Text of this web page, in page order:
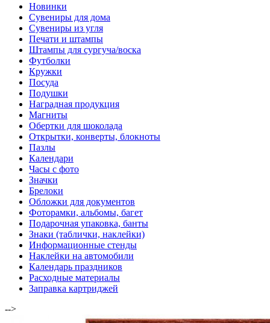
Новинки
Сувениры для дома
Сувениры из угля
Печати и штампы
Штампы для сургуча/воска
Футболки
Кружки
Посуда
Подушки
Наградная продукция
Магниты
Обертки для шоколада
Открытки, конверты, блокноты
Пазлы
Календари
Часы с фото
Значки
Брелоки
Обложки для документов
Фоторамки, альбомы, багет
Подарочная упаковка, банты
Знаки (таблички, наклейки)
Информационные стенды
Наклейки на автомобили
Календарь праздников
Расходные материалы
Заправка картриджей
-->